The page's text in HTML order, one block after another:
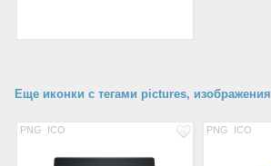
Еще иконки с тегами pictures, изображения
PNG ICO PNG ICO